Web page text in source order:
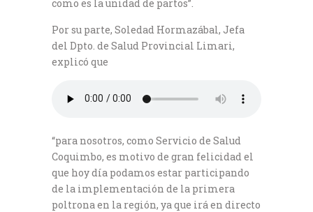
como es la unidad de partos”.
Por su parte, Soledad Hormazábal, Jefa
del Dpto. de Salud Provincial Limari,
explicó que
“para nosotros, como Servicio de Salud
Coquimbo, es motivo de gran felicidad el
que hoy día podamos estar participando
de la implementación de la primera
poltrona en la región, ya que irá en directo